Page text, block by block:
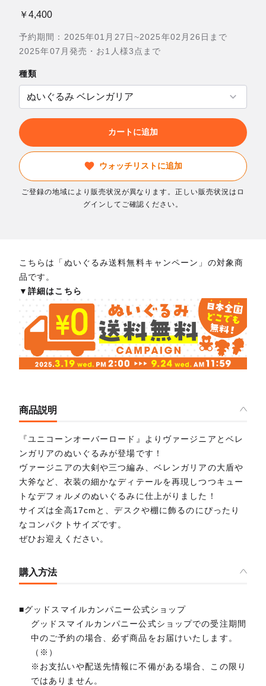
￥4,400
予約期間：2025年01月27日~2025年02月26日まで
2025年07月発売・お1人様3点まで
種類
カートに追加
ウォッチリストに追加
ご登録の地域により販売状況が異なります。正しい販売状況はロ
グインしてご確認ください。
こちらは「ぬいぐるみ送料無料キャンペーン」の対象商
品です。
▼詳細はこちら
商品説明
『ユニコーンオーバーロード』よりヴァージニアとベレ
ンガリアのぬいぐるみが登場です！
ヴァージニアの大剣や三つ編み、ベレンガリアの大盾や
大斧など、衣装の細かなディテールを再現しつつキュー
トなデフォルメのぬいぐるみに仕上がりました！
サイズは全高17cmと、デスクや棚に飾るのにぴったり
なコンパクトサイズです。
ぜひお迎えください。
購入方法
■グッドスマイルカンパニー公式ショップ
グッドスマイルカンパニー公式ショップでの受注期間
中のご予約の場合、必ず商品をお届けいたします。
（※）
※お支払いや配送先情報に不備がある場合、この限り
ではありません。